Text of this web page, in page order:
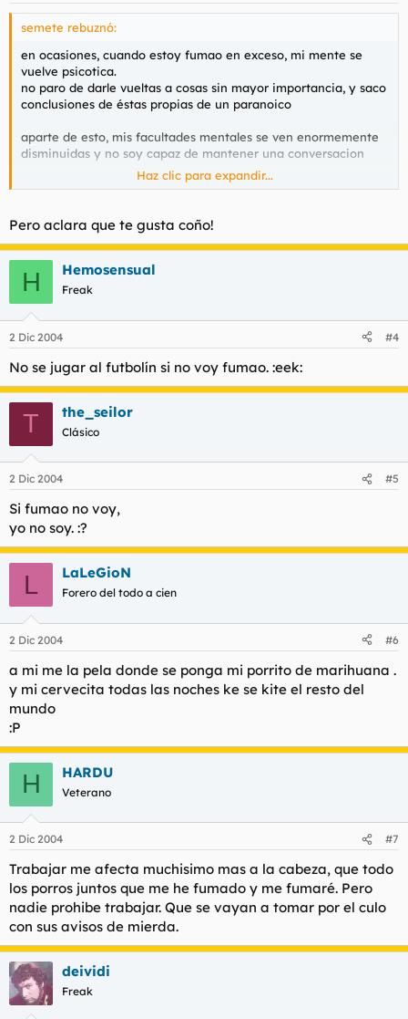
semete rebuznó:
en ocasiones, cuando estoy fumao en exceso, mi mente se
vuelve psicotica.
no paro de darle vueltas a cosas sin mayor importancia, y saco
conclusiones de éstas propias de un paranoico
aparte de esto, mis facultades mentales se ven enormemente
disminuidas y no soy capaz de mantener una conversacion
en pocas palabras, me quedo pa'lla
Haz clic para expandir...
Pero aclara que te gusta coño!
H Hemosensual
Freak
2 Dic 2004 #4
No se jugar al futbolín si no voy fumao. :eek:
T the_seilor
Clásico
2 Dic 2004 #5
Si fumao no voy,
yo no soy. :?
L LaLeGioN
Forero del todo a cien
2 Dic 2004 #6
a mi me la pela donde se ponga mi porrito de marihuana .
y mi cervecita todas las noches ke se kite el resto del
mundo
:P
H HARDU
Veterano
2 Dic 2004 #7
Trabajar me afecta muchisimo mas a la cabeza, que todo
los porros juntos que me he fumado y me fumaré. Pero
nadie prohibe trabajar. Que se vayan a tomar por el culo
con sus avisos de mierda.
deividi
Freak